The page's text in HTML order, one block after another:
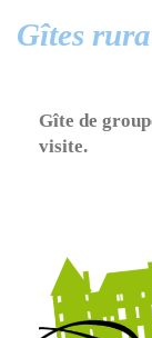
Gîtes
Gîte de
visite.